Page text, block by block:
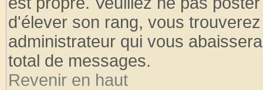
d'élever son rang, vous
administrateur qui vous
total de messages.
Revenir en haut